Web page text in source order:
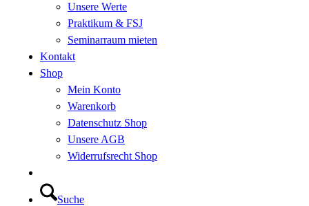
Unsere Werte
Praktikum & FSJ
Seminarraum mieten
Kontakt
Shop
Mein Konto
Warenkorb
Datenschutz Shop
Unsere AGB
Widerrufsrecht Shop
Suche